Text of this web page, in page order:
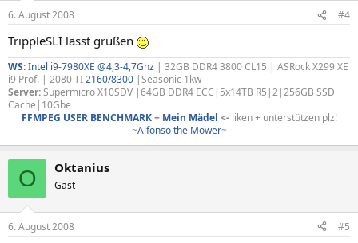
6. August 2008 #4
TrippleSLI lässt grüßen
WS:Intel i9-7980XE @4,3-4,7Ghz | 32GB DDR4 3800 CL15 | ASRock X299 XE
i9 Prof. | 2080 TI2160/8300 |Seasonic 1kw
Server:Supermicro X10SDV |64GB DDR4 ECC|5x14TB R5|2|256GB SSD
Cache|10Gbe
FFMPEG USER BENCHMARK+ Mein Mädel <-liken + unterstützen plz!
~Alfonso the Mower~​
O Oktanius
Gast
6. August 2008 #5